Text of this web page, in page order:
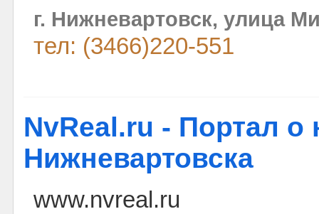
г. Нижневартовск, улица
тел: (3466)220-551
NvReal.ru - Портал
Нижневартовска
www.nvreal.ru